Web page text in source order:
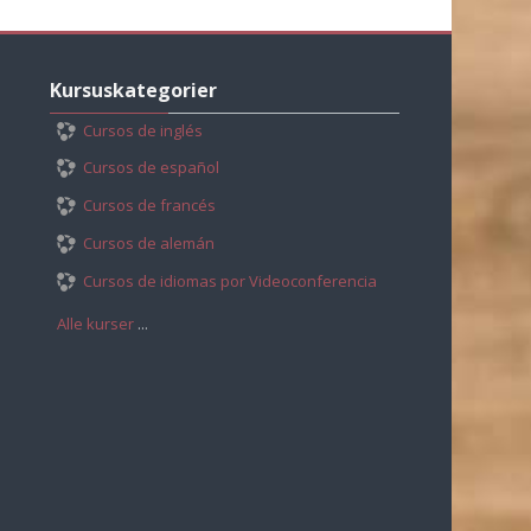
Kursuskategorier
Cursos de inglés
Cursos de español
Cursos de francés
Cursos de alemán
Cursos de idiomas por Videoconferencia
Alle kurser ...